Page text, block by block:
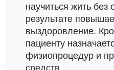
научиться жить без
результате
выздоровление.
пациенту
физиопроцедур и
средств.